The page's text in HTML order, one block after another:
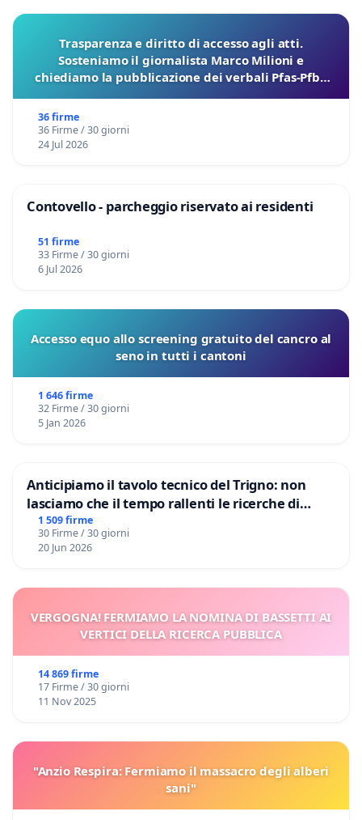
Trasparenza e diritto di accesso agli atti.
Sosteniamo il giornalista Marco Milioni e
chiediamo la pubblicazione dei verbali Pfas-Pfba
36 firme
36 Firme / 30 giorni
24 Jul 2026
Contovello - parcheggio riservato ai residenti
51 firme
33 Firme / 30 giorni
6 Jul 2026
Accesso equo allo screening gratuito del cancro al
seno in tutti i cantoni
1 646 firme
32 Firme / 30 giorni
5 Jan 2026
Anticipiamo il tavolo tecnico del Trigno: non
lasciamo che il tempo rallenti le ricerche di
Domenico Racanati
1 509 firme
30 Firme / 30 giorni
20 Jun 2026
VERGOGNA! FERMIAMO LA NOMINA DI BASSETTI AI
VERTICI DELLA RICERCA PUBBLICA
14 869 firme
17 Firme / 30 giorni
11 Nov 2025
"Anzio Respira: Fermiamo il massacro degli alberi
sani"